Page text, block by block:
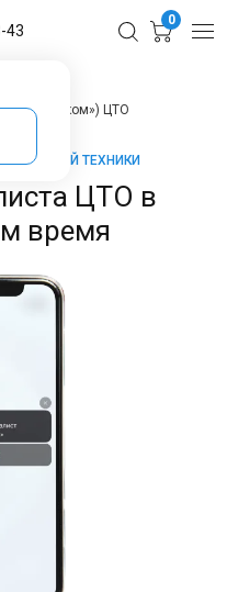
43
0
«Такском») ЦТО
КАССОВОЙ ТЕХНИКИ
ЦТО в
время